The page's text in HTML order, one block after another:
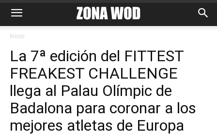
Inicio
La 7ª edición del FITTEST
FREAKEST CHALLENGE
llega al Palau Olímpic de
Badalona para coronar a los
mejores atletas de Europa